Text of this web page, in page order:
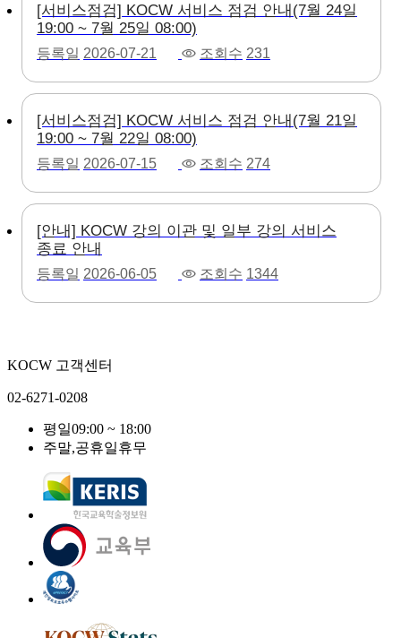
[서비스점검] KOCW 서비스 점검 안내(7월 24일
19:00 ~ 7월 25일 08:00)
등록일 2026-07-21 조회수 231
[서비스점검] KOCW 서비스 점검 안내(7월 21일
19:00 ~ 7월 22일 08:00)
등록일 2026-07-15 조회수 274
[안내] KOCW 강의 이관 및 일부 강의 서비스
종료 안내
등록일 2026-06-05 조회수 1344
KOCW 고객센터
02-6271-0208
평일09:00 ~ 18:00
주말,공휴일휴무